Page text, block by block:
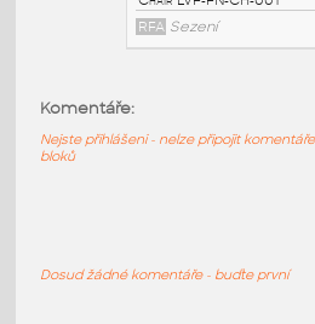
RFA Sezení
Sezení
Komentáře:
Nejste přihlášeni - nelze připojit komentáře
bloků
Dosud žádné komentáře - buďte první